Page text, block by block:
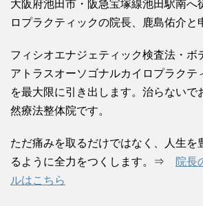
大阪府池田市・阪急宝塚線池田駅南へ
ロプラクティックの院長、鹿島佑介と
フィシオエナジェティック検査法・ボ
アトラスオーソゴナルカイロプラクテ
を最大限に引き出します。治らないで
然療法整体院です。
ただ痛みを取るだけではなく、人生を
るように全力をつくします。⇒
院長
ルはこちら